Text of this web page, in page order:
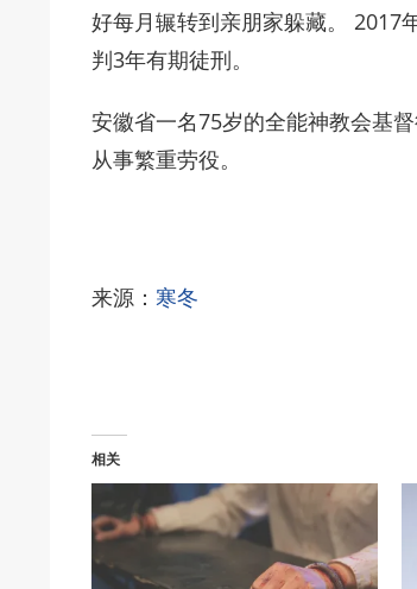
好每月辗转到亲朋家躲藏。 2017
判3年有期徒刑。
安徽省一名75岁的全能神教会基
从事繁重劳役。
来源： 寒冬
相关